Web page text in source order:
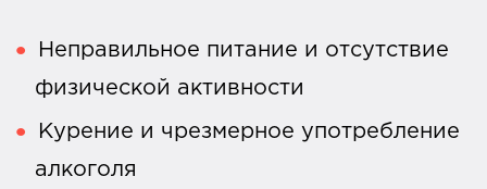
Неправильное питание и отсутствие
физической активности
Курение и чрезмерное употребление
алкоголя